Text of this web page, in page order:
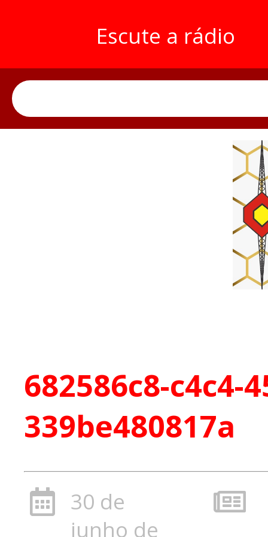
Escute a rádio
682586c8-c4c4-
339be480817a
30 de
junho de